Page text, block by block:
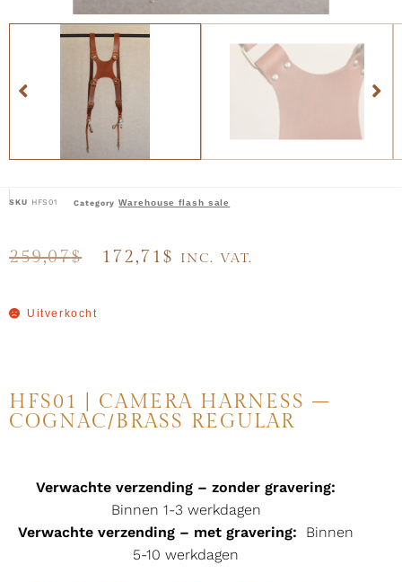
SKU HFS01 Category Warehouse flash sale
259,07$ 172,71$ INC. VAT.
Uitverkocht
HFS01 | CAMERA HARNESS –
COGNAC/BRASS REGULAR
Verwachte verzending – zonder gravering:
Binnen 1-3 werkdagen
Verwachte verzending – met gravering: Binnen
5-10 werkdagen